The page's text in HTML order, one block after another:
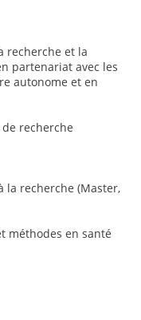
recherche et la
partenariat avec les
autonome et en
recherche
la recherche (Master,
méthodes en santé